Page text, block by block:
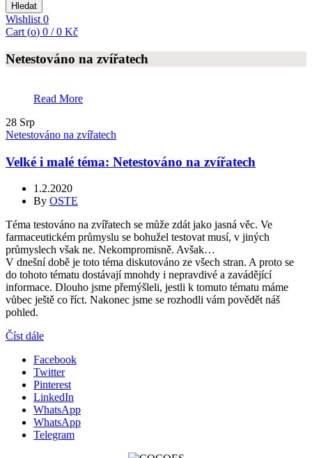
Hledat
Wishlist0
Cart (o) 0 / 0 Kč
Netestováno na zvířatech
Read More
28 Srp
Netestováno na zvířatech
Velké i malé téma: Netestováno na zvířatech
1.2.2020
By OSTE
Téma testováno na zvířatech se může zdát jako jasná věc. Ve
farmaceutickém průmyslu se bohužel testovat musí, v jiných
průmyslech však ne. Nekompromisně. Avšak…
V dnešní době je toto téma diskutováno ze všech stran. A proto se
do tohoto tématu dostávají mnohdy i nepravdivé a zavádějící
informace. Dlouho jsme přemýšleli, jestli k tomuto tématu máme
vůbec ještě co říct. Nakonec jsme se rozhodli vám povědět náš
pohled.
Číst dále
Facebook
Twitter
Pinterest
LinkedIn
WhatsApp
WhatsApp
Telegram